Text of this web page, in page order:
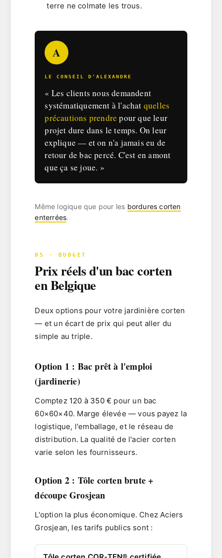
terre ne colmate les trous.
A
LE CONSEIL D'ALEXANDRE
« Les clients nous demandent
systématiquement à l'achat quelles
précautions prendre pour que leur
projet dure dans le temps. On leur
explique — et on n'a jamais eu de
retour de bac percé. C'est en amont
que ça se joue. »
Même logique que pour les bordures corten
enterrées.
05 · BUDGET
Prix réels d'un bac corten
en Belgique
Deux options pour votre jardinière corten
— et un écart de prix qui peut aller du
simple au triple.
Option 1 : Bac prêt à l'emploi
(jardinerie)
Comptez 120 à 350 € pour un bac
60×60×40. Marge élevée — vous payez la
logistique, l'emballage, et le réseau de
distribution. La qualité de l'acier corten
varie selon les fournisseurs.
Option 2 : Tôle corten brute +
découpe Grosjean
L'option la plus économique. Chez Aciers
Grosjean, les tarifs publics sont :